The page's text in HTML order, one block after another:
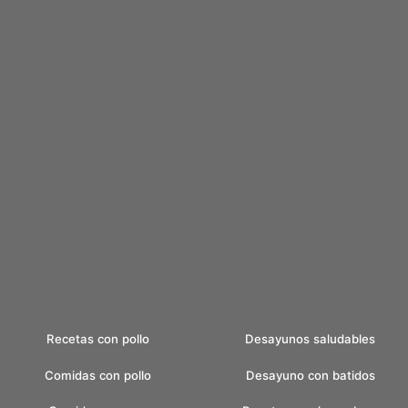
Recetas con pollo
Comidas con pollo
Desayunos saludables
Desayuno con batidos